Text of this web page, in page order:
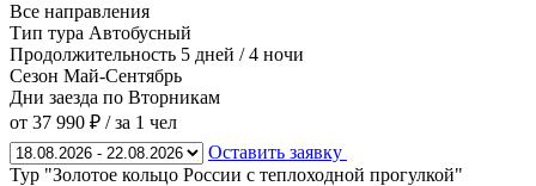
Все направления
Тип тура Автобусный
Продолжительность 5 дней / 4 ночи
Сезон Май-Сентябрь
Дни заезда по Вторникам
от 37 990 ₽ / за 1 чел
Оставить заявку
Тур "Золотое кольцо России с теплоходной прогулкой"